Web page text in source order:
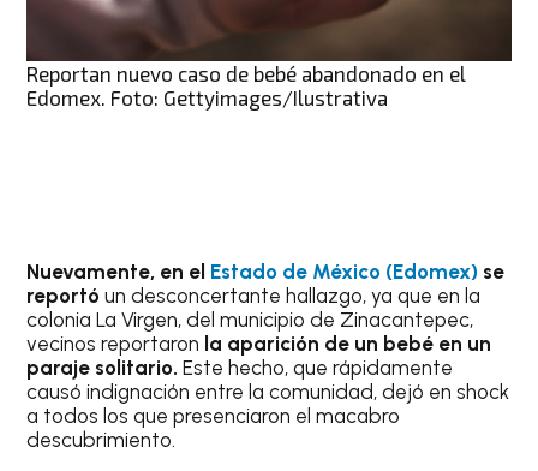
Reportan nuevo caso de bebé abandonado en el
Edomex. Foto: Gettyimages/Ilustrativa
Nuevamente, en el Estado de México (Edomex) se
reportóun desconcertante hallazgo, ya que en la
colonia La Virgen, del municipio de Zinacantepec,
vecinos reportaron la aparición de un bebé en un
paraje solitario.Este hecho, que rápidamente
causó indignación entre la comunidad, dejó en shock
a todos los que presenciaron el macabro
descubrimiento.